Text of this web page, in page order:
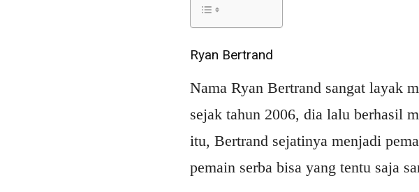
Ryan Bertrand
Nama Ryan Bertrand sangat layak
sejak tahun 2006, dia lalu berhasil
itu, Bertrand sejatinya menjadi
pemain serba bisa yang tentu saja